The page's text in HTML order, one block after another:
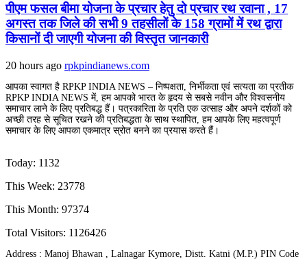
पीएम फसल बीमा योजना के प्रचार हेतु दो प्रचार रथ रवाना , 17
अगस्त तक जिले की सभी 9 तहसीलों के 158 ग्रामों में रथ द्वारा
किसानों दी जाएगी योजना की विस्तृत जानकारी
20 hours ago rpkpindianews.com
आपका स्वागत है RPKP INDIA NEWS – निष्पक्षता, निर्भीकता एवं सत्यता का प्रतीक
RPKP INDIA NEWS में, हम आपको भारत के हृदय से सबसे नवीन और विश्वसनीय
समाचार लाने के लिए प्रतिबद्ध हैं। पत्रकारिता के प्रति एक उत्साह और अपने दर्शकों को
अच्छी तरह से सूचित रखने की प्रतिबद्धता के साथ स्थापित, हम आपके लिए महत्वपूर्ण
समाचार के लिए आपका एकमात्र स्रोत बनने का प्रयास करते हैं।
Today: 1132
This Week: 23778
This Month: 97374
Total Visitors: 1126426
Address : Manoj Bhawan , Lalnagar Kymore, Distt. Katni (M.P.) PIN Code